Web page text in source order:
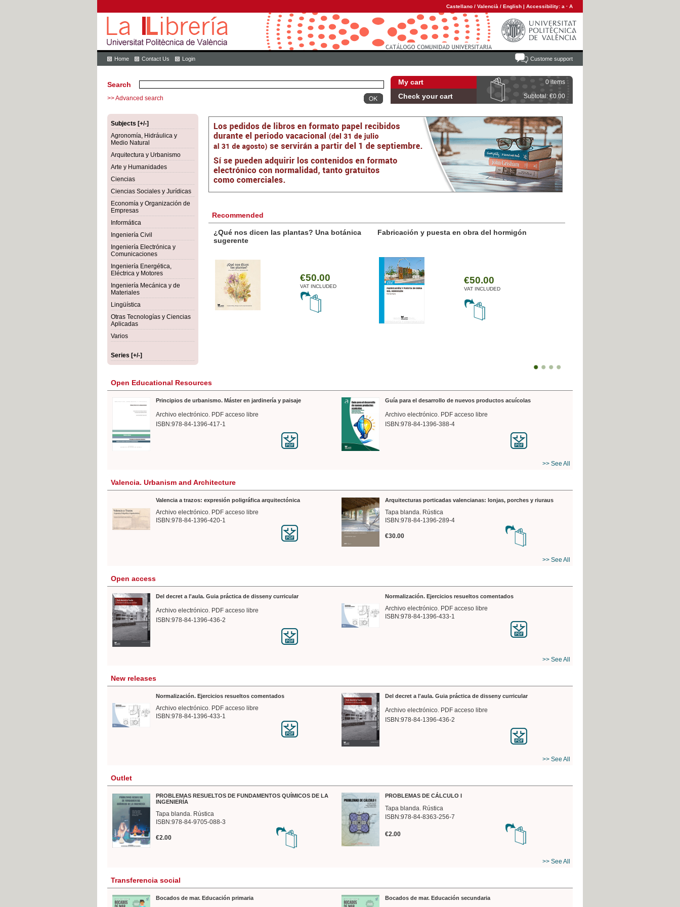
Castellano / Valencià / English | Accessibility: a · A
Custome support
Home Contact Us Login
My cart 0 items
Check your cart Subtotal: €0.00
Search
>> Advanced search
Subjects [+/-]
Agronomía, Hidráulica y
Medio Natural
Arquitectura y Urbanismo
Arte y Humanidades
Ciencias
Ciencias Sociales y Jurídicas
Economía y Organización de
Empresas
Informática
Ingeniería Civil
Ingeniería Electrónica y
Comunicaciones
Ingeniería Energética,
Eléctrica y Motores
Ingeniería Mecánica y de
Materiales
Lingüística
Otras Tecnologías y Ciencias
Aplicadas
Varios
Series [+/-]
Recommended
¿Qué nos dicen las plantas? Una botánica
sugerente
€50.00
VAT INCLUDED
Fabricación y puesta en obra del hormigón
€50.00
VAT INCLUDED
Botánica Agroalimentaria
Open Educational Resources
Principios de urbanismo. Máster en jardinería y paisaje
Archivo electrónico. PDF acceso libre
ISBN:978-84-1396-417-1
Guía para el desarrollo de nuevos productos acuícolas
Archivo electrónico. PDF acceso libre
ISBN:978-84-1396-388-4
>> See All
Valencia. Urbanism and Architecture
Valencia a trazos: expresión poligráfica arquitectónica
Archivo electrónico. PDF acceso libre
ISBN:978-84-1396-420-1
Arquitecturas porticadas valencianas: lonjas, porches y riuraus
Tapa blanda. Rústica
ISBN:978-84-1396-289-4
€30.00
>> See All
Open access
Del decret a l'aula. Guia práctica de disseny curricular
Archivo electrónico. PDF acceso libre
ISBN:978-84-1396-436-2
Normalización. Ejercicios resueltos comentados
Archivo electrónico. PDF acceso libre
ISBN:978-84-1396-433-1
>> See All
New releases
Normalización. Ejercicios resueltos comentados
Archivo electrónico. PDF acceso libre
ISBN:978-84-1396-433-1
Del decret a l'aula. Guia práctica de disseny curricular
Archivo electrónico. PDF acceso libre
ISBN:978-84-1396-436-2
>> See All
Outlet
PROBLEMAS RESUELTOS DE FUNDAMENTOS QUÍMICOS DE LA
INGENIERÍA
Tapa blanda. Rústica
ISBN:978-84-9705-088-3
€2.00
PROBLEMAS DE CÁLCULO I
Tapa blanda. Rústica
ISBN:978-84-8363-256-7
€2.00
>> See All
Transferencia social
Bocados de mar. Educación primaria Bocados de mar. Educación secundaria